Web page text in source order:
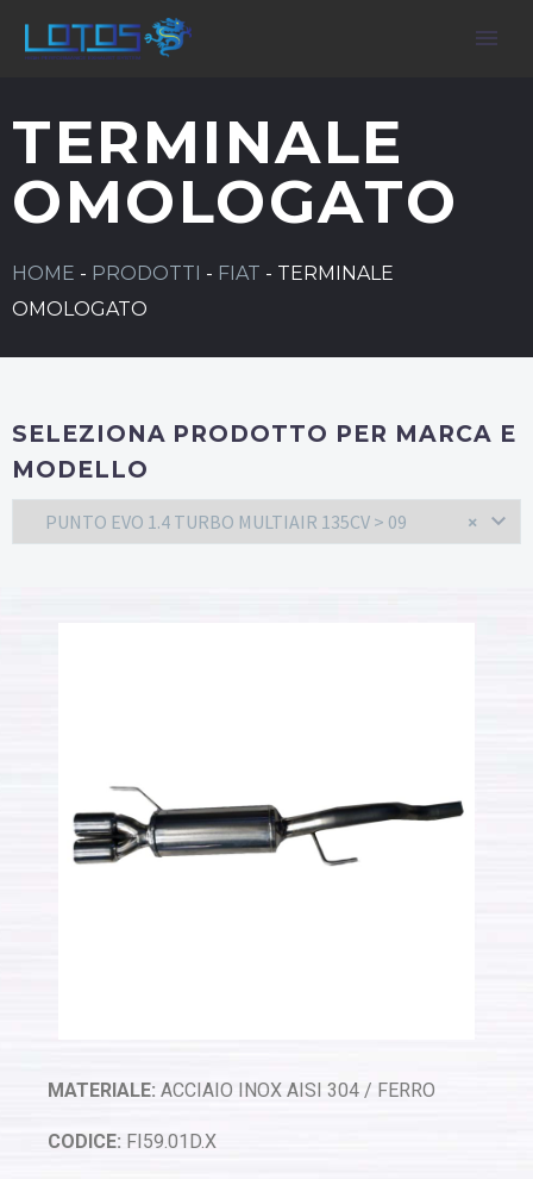
TERMINALE
OMOLOGATO
HOME - PRODOTTI - FIAT - TERMINALE
OMOLOGATO
SELEZIONA PRODOTTO PER MARCA E
MODELLO
×
PUNTO EVO 1.4 TURBO MULTIAIR 135CV > 09
MATERIALE: ACCIAIO INOX AISI 304 / FERRO
CODICE: FI59.01D.X